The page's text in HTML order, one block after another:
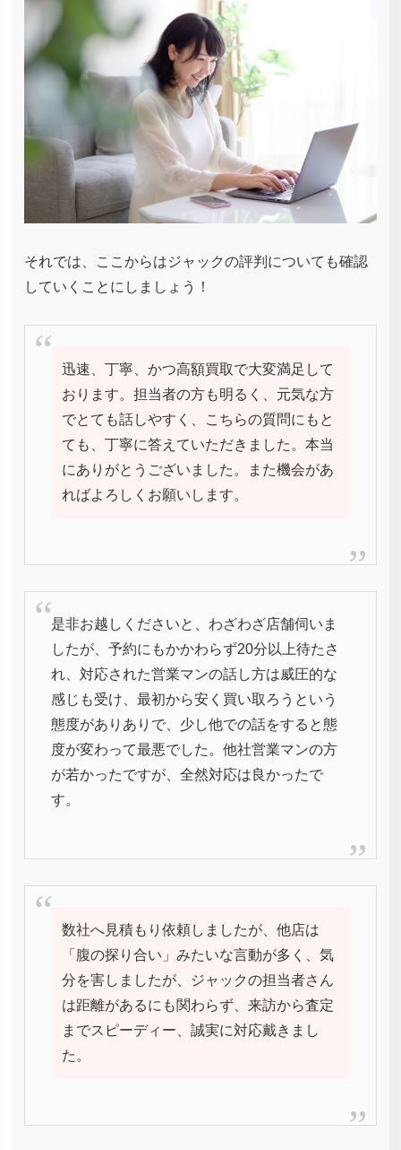
それでは、ここからはジャックの評判についても確認
していくことにしましょう！
迅速、丁寧、かつ高額買取で大変満足して
おります。担当者の方も明るく、元気な方
でとても話しやすく、こちらの質問にもと
ても、丁寧に答えていただきました。本当
にありがとうございました。また機会があ
ればよろしくお願いします。
是非お越しくださいと、わざわざ店舗伺いま
したが、予約にもかかわらず20分以上待たさ
れ、対応された営業マンの話し方は威圧的な
感じも受け、最初から安く買い取ろうという
態度がありありで、少し他での話をすると態
度が変わって最悪でした。他社営業マンの方
が若かったですが、全然対応は良かったで
す。
数社へ見積もり依頼しましたが、他店は
「腹の探り合い」みたいな言動が多く、気
分を害しましたが、ジャックの担当者さん
は距離があるにも関わらず、来訪から査定
までスピーディー、誠実に対応戴きまし
た。